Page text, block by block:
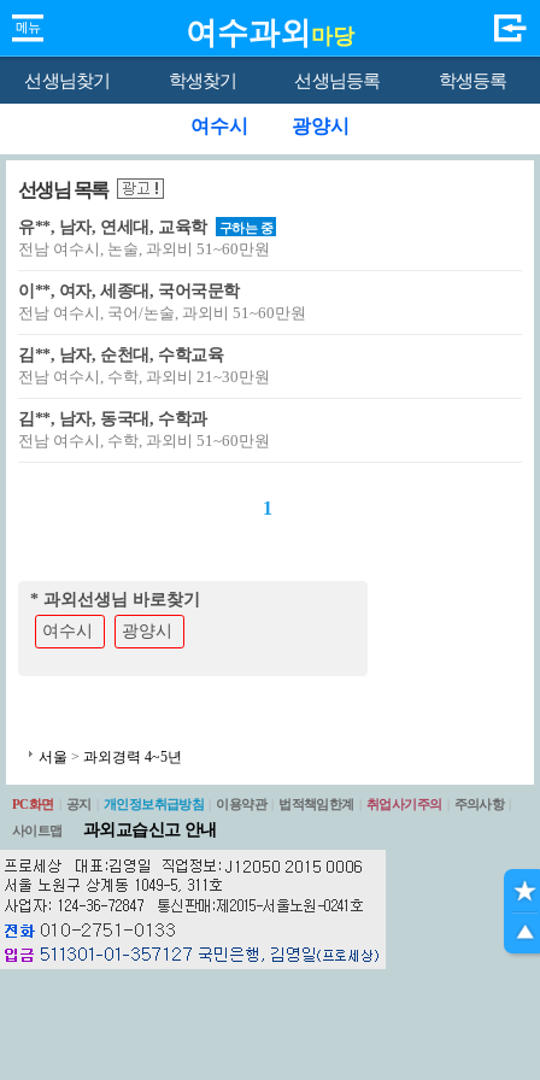
여수과외 마당
선생님찾기 학생찾기 선생님등록 학생등록
여수시 광양시
선생님 목록
유**, 남자, 연세대, 교육학 구하는 중
전남 여수시, 논술, 과외비 51~60만원
이**, 여자, 세종대, 국어국문학
전남 여수시, 국어/논술, 과외비 51~60만원
김**, 남자, 순천대, 수학교육
전남 여수시, 수학, 과외비 21~30만원
김**, 남자, 동국대, 수학과
전남 여수시, 수학, 과외비 51~60만원
1
* 과외선생님 바로찾기
여수시
광양시
서울 > 과외경력 4~5년
PC화면 공지 개인정보취급방침 이용약관 법적책임한계 취업사기주의 주의사항
사이트맵
과외교습신고 안내